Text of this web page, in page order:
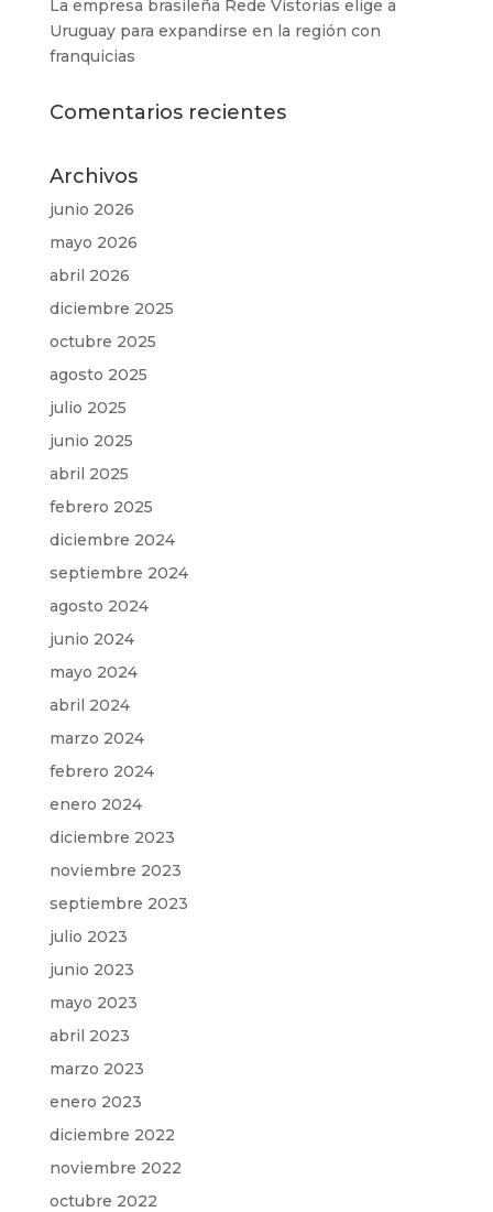
La empresa brasileña Rede Vistorias elige a
Uruguay para expandirse en la región con
franquicias
Comentarios recientes
Archivos
junio 2026
mayo 2026
abril 2026
diciembre 2025
octubre 2025
agosto 2025
julio 2025
junio 2025
abril 2025
febrero 2025
diciembre 2024
septiembre 2024
agosto 2024
junio 2024
mayo 2024
abril 2024
marzo 2024
febrero 2024
enero 2024
diciembre 2023
noviembre 2023
septiembre 2023
julio 2023
junio 2023
mayo 2023
abril 2023
marzo 2023
enero 2023
diciembre 2022
noviembre 2022
octubre 2022